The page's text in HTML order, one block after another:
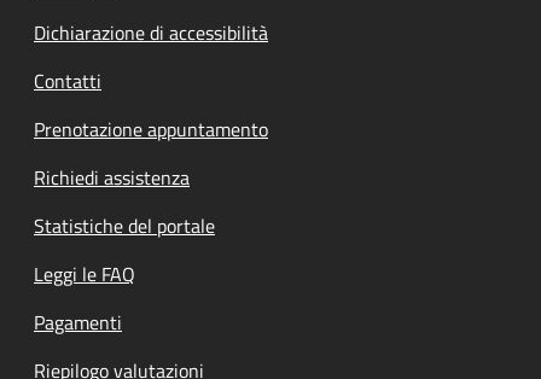
Dichiarazione di accessibilità
Contatti
Prenotazione appuntamento
Richiedi assistenza
Statistiche del portale
Leggi le FAQ
Pagamenti
Riepilogo valutazioni